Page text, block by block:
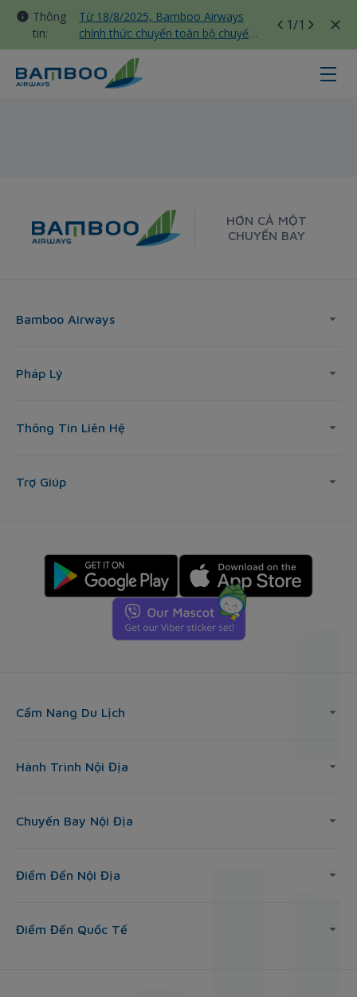
Thông
tin:
Từ 18/8/2025, Bamboo Airways
chính thức chuyển toàn bộ chuyến
bay nội địa sang nhà ga T3 Tân
Sơn Nhất
1/1
HƠN CẢ MỘT
CHUYẾN BAY
Bamboo Airways
Pháp Lý
Thông Tin Liên Hệ
Trợ Giúp
Cẩm Nang Du Lịch
Hành Trình Nội Địa
Chuyến Bay Nội Địa
Điểm Đến Nội Địa
Điểm Đến Quốc Tế